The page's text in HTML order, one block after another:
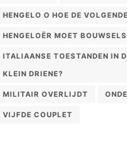
HENGELO O HOE DE
HENGELOËR MOET
ITALIAANSE TOESTANDEN IN
KLEIN DRIENE?
MILITAIR OVERLIJDT
VIJFDE COUPLET